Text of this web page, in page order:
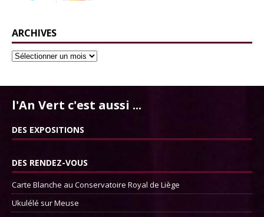
ARCHIVES
l'An Vert c'est aussi ...
DES EXPOSITIONS
DES RENDEZ-VOUS
Carte Blanche au Conservatoire Royal de Liège
Ukulélé sur Meuse